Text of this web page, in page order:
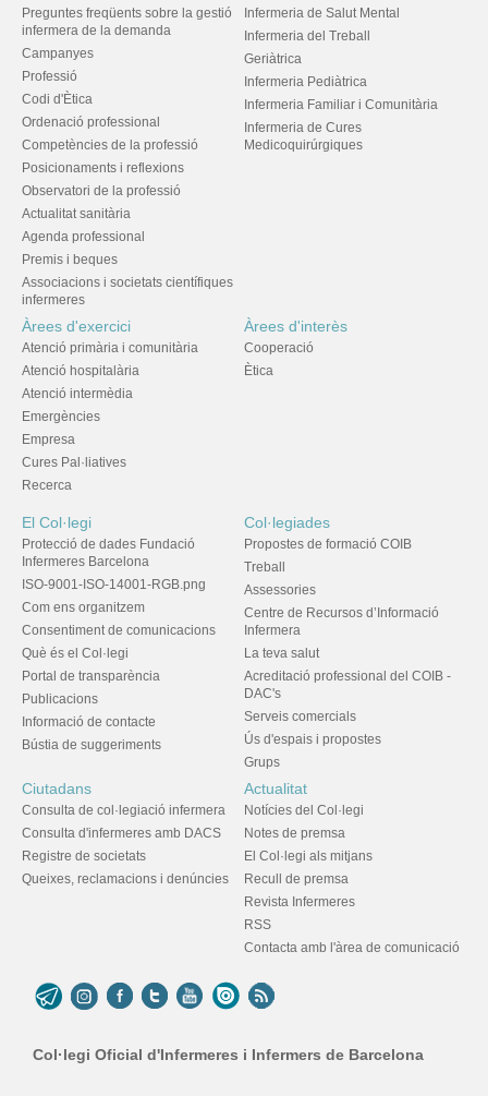
Preguntes freqüents sobre la gestió
infermera de la demanda
Campanyes
Professió
Codi d'Ètica
Ordenació professional
Competències de la professió
Posicionaments i reflexions
Observatori de la professió
Actualitat sanitària
Agenda professional
Premis i beques
Associacions i societats científiques
infermeres
Infermeria de Salut Mental
Infermeria del Treball
Geriàtrica
Infermeria Pediàtrica
Infermeria Familiar i Comunitària
Infermeria de Cures
Medicoquirúrgiques
Àrees d'exercici
Atenció primària i comunitària
Atenció hospitalària
Atenció intermèdia
Emergències
Empresa
Cures Pal·liatives
Recerca
Àrees d'interès
Cooperació
Ètica
El Col·legi
Protecció de dades Fundació
Infermeres Barcelona
ISO-9001-ISO-14001-RGB.png
Com ens organitzem
Consentiment de comunicacions
Què és el Col·legi
Portal de transparència
Publicacions
Informació de contacte
Bústia de suggeriments
Col·legiades
Propostes de formació COIB
Treball
Assessories
Centre de Recursos d’Informació
Infermera
La teva salut
Acreditació professional del COIB -
DAC's
Serveis comercials
Ús d'espais i propostes
Grups
Ciutadans
Consulta de col·legiació infermera
Consulta d'infermeres amb DACS
Registre de societats
Queixes, reclamacions i denúncies
Actualitat
Notícies del Col·legi
Notes de premsa
El Col·legi als mitjans
Recull de premsa
Revista Infermeres
RSS
Contacta amb l'àrea de comunicació
Col·legi Oficial d'Infermeres i Infermers de Barcelona